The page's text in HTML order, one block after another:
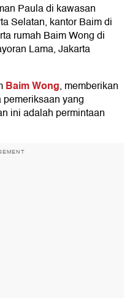
Paula di kawasan
Selatan, kantor Baim di
rumah Baim Wong di
Lama, Jakarta
Baim Wong, memberikan
yang
ini adalah permintaan